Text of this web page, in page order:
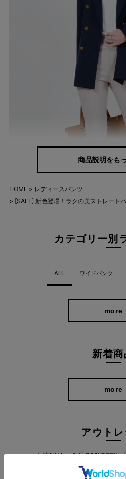
商品説明をも
HOME
レディースパンツ
[SALE] 新色登場！ラクの美ストレー
カテゴリー別
ALL ワイドパンツ
more
新着商
more
アウトレ
在庫限り、全品30%OFF以